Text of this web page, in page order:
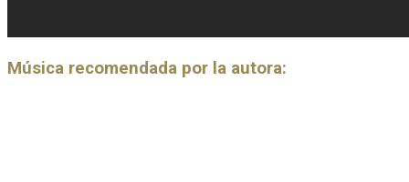
Música recomendada por la autora: